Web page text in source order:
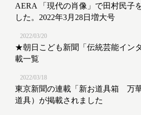
AERA 「現代の肖像」で田村民子
した。2022年3月28日増大号
2022/03/20
★朝日こども新聞「伝統芸能イン
載一覧
2022/03/18
東京新聞の連載「新お道具箱 万
道具）が掲載されました